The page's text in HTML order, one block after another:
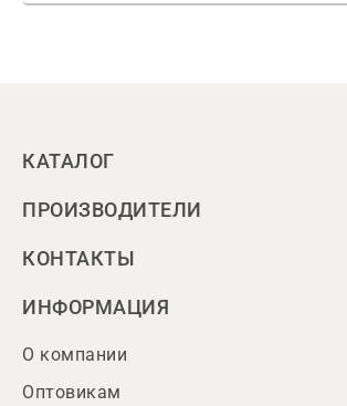
КАТАЛОГ
ПРОИЗВОДИТЕЛИ
КОНТАКТЫ
ИНФОРМАЦИЯ
О компании
Оптовикам